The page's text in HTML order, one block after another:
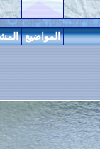
المراقبين